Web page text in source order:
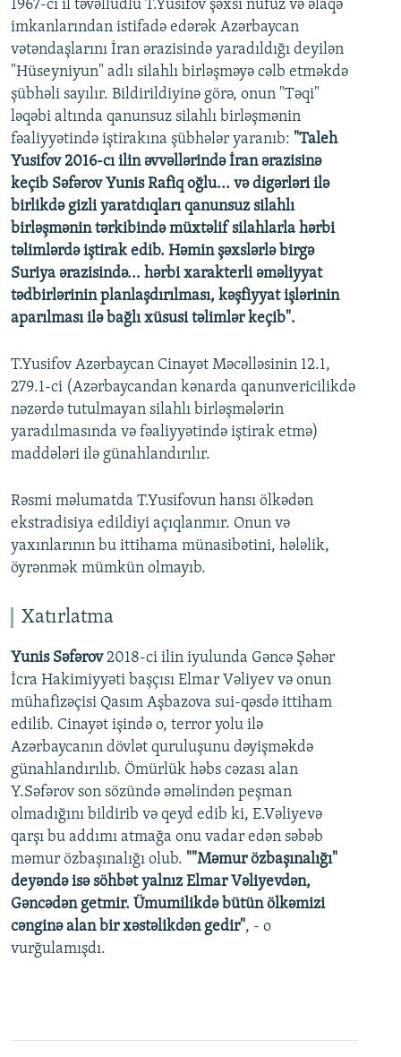
1967-ci il təvəllüdlü T.Yusifov şəxsi nüfuz və əlaqə
imkanlarından istifadə edərək Azərbaycan
vətəndaşlarını İran ərazisində yaradıldığı deyilən
"Hüseyniyun" adlı silahlı birləşməyə cəlb etməkdə
şübhəli sayılır. Bildirildiyinə görə, onun "Təqi"
ləqəbi altında qanunsuz silahlı birləşmənin
fəaliyyətində iştirakına şübhələr yaranıb: "Taleh
Yusifov 2016-cı ilin əvvəllərində İran ərazisinə
keçib Səfərov Yunis Rafiq oğlu... və digərləri ilə
birlikdə gizli yaratdıqları qanunsuz silahlı
birləşmənin tərkibində müxtəlif silahlarla hərbi
təlimlərdə iştirak edib. Həmin şəxslərlə birgə
Suriya ərazisində... hərbi xarakterli əməliyyat
tədbirlərinin planlaşdırılması, kəşfiyyat işlərinin
aparılması ilə bağlı xüsusi təlimlər keçib".
T.Yusifov Azərbaycan Cinayət Məcəlləsinin 12.1,
279.1-ci (Azərbaycandan kənarda qanunvericilikdə
nəzərdə tutulmayan silahlı birləşmələrin
yaradılmasında və fəaliyyətində iştirak etmə)
maddələri ilə günahlandırılır.
Rəsmi məlumatda T.Yusifovun hansı ölkədən
ekstradisiya edildiyi açıqlanmır. Onun və
yaxınlarının bu ittihama münasibətini, hələlik,
öyrənmək mümkün olmayıb.
Xatırlatma
Yunis Səfərov2018-ci ilin iyulunda Gəncə Şəhər
İcra Hakimiyyəti başçısı Elmar Vəliyev və onun
mühafizəçisi Qasım Aşbazova sui-qəsdə ittiham
edilib. Cinayət işində o, terror yolu ilə
Azərbaycanın dövlət quruluşunu dəyişməkdə
günahlandırılıb. Ömürlük həbs cəzası alan
Y.Səfərov son sözündə əməlindən peşman
olmadığını bildirib və qeyd edib ki, E.Vəliyevə
qarşı bu addımı atmağa onu vadar edən səbəb
məmur özbaşınalığı olub. ""Məmur özbaşınalığı"
deyəndə isə söhbət yalnız Elmar Vəliyevdən,
Gəncədən getmir. Ümumilikdə bütün ölkəmizi
cənginə alan bir xəstəlikdən gedir", - o
vurğulamışdı.